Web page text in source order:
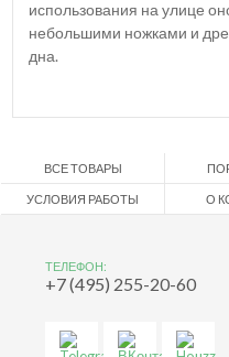
использования на улице
небольшими ножками и
дна.
ВСЕ ТОВАРЫ
УСЛОВИЯ РАБОТЫ О
ТЕЛЕФОН:
+7 (495) 255-20-60